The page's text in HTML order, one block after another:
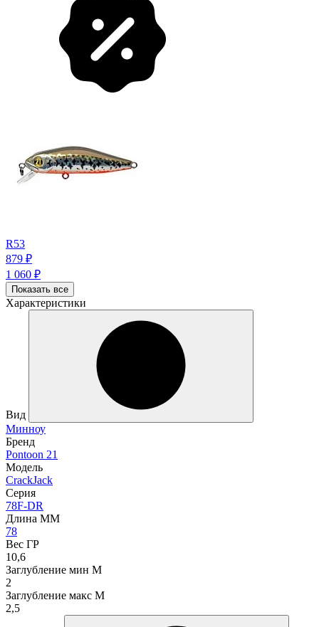
R53
879 ₽
1 060 ₽
Показать все
Характеристики
Вид
Минноу
Бренд
Pontoon 21
Модель
CrackJack
Серия
78F-DR
Длина ММ
78
Вес ГР
10,6
Заглубление мин М
2
Заглубление макс М
2,5